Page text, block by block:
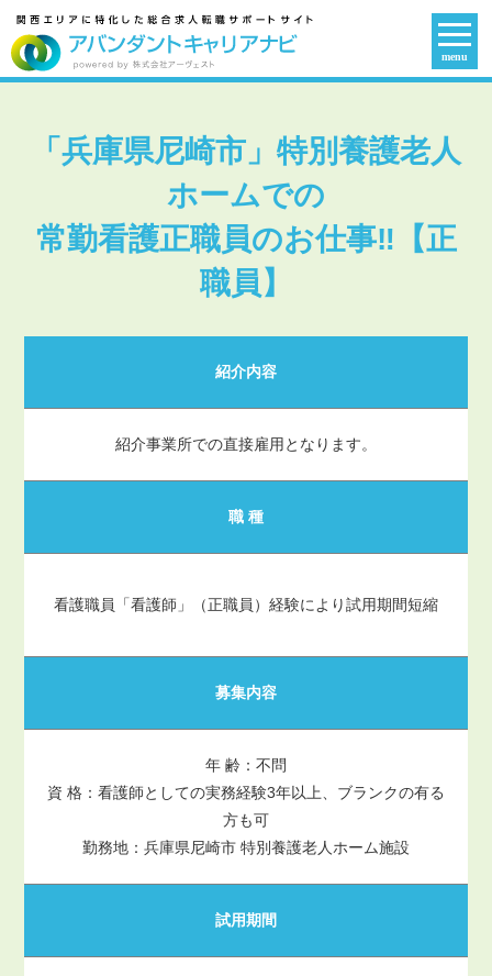
menu
「兵庫県尼崎市」特別養護老人
ホームでの
常勤看護正職員のお仕事‼【正
職員】
紹介内容
紹介事業所での直接雇用となります。
職 種
看護職員「看護師」（正職員）経験により試用期間短縮
募集内容
年 齢：不問
資 格：看護師としての実務経験3年以上、ブランクの有る
方も可
勤務地：兵庫県尼崎市 特別養護老人ホーム施設
試用期間